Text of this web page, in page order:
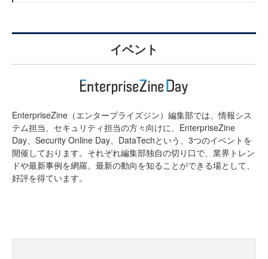
イベント
EnterpriseZine（エンタープライズジン）編集部では、情報シス
テム担当、セキュリティ担当の方々向けに、EnterpriseZine
Day、Security Online Day、DataTechという、3つのイベントを
開催しております。それぞれ編集部独自の切り口で、業界トレン
ドや最新事例を網羅。最新の動向を知ることができる場として、
好評を得ています。